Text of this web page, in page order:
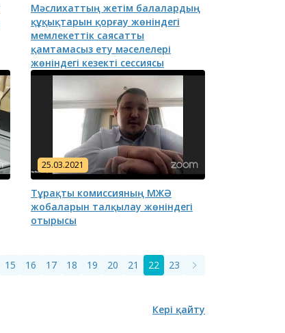
Мәслихаттың жетім балалардың
құқықтарын қорғау жөніндегі
мемлекеттік саясатты
қамтамасыз ету мәселелері
жөніндегі кезекті сессиясы
25.03.2021
Тұрақты комиссияның МЖӘ
жобаларын талқылау жөніндегі
отырысы
15 16 17 18 19 20 21 22 23
Кері қайту